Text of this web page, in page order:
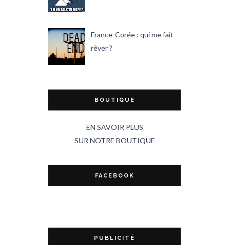
France-Corée : qui me fait
rêver ?
BOUTIQUE
EN SAVOIR PLUS
SUR NOTRE BOUTIQUE
FACEBOOK
PUBLICITÉ